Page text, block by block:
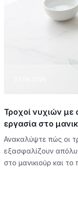
Τροχοί νυχιών
εργασία στο
Ανακαλύψτε πώς οι
εξασφαλίζουν
στο μανικιούρ και το